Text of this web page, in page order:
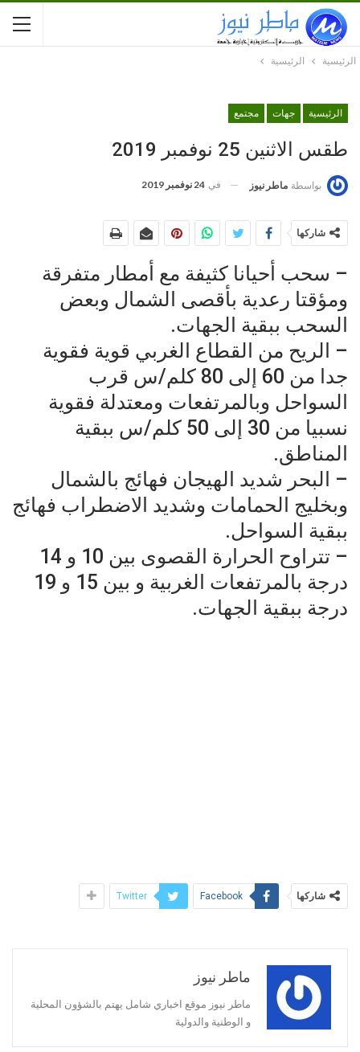
الرئيسية الرئيسية
الرئيسية جهات مجتمع
طقس الاثنين 25 نوفمبر 2019
بواسطة ماطر نيوز في 24 نوفمبر 2019
شاركها
– سحب أحيانا كثيفة مع أمطار متفرقة
ومؤقتا رعدية بأقصى الشمال وبعض
السحب ببقية الجهات.
– الريح من القطاع الغربي قوية فقوية
جدا من 60 إلى 80 كلم/س قرب
السواحل وبالمرتفعات ومعتدلة فقوية
نسبيا من 30 إلى 50 كلم/س ببقية
المناطق.
– البحر شديد الهيجان فهائج بالشمال
وبخليج الحمامات وشديد الاضطراب فهائج
ببقية السواحل.
– تتراوح الحرارة القصوى بين 10 و 14
درجة بالمرتفعات الغربية و بين 15 و 19
درجة ببقية الجهات.
شاركها Facebook
Twitter
ماطر نيوز
ماطر نيوز موقع اخباري شامل يهتم بالشؤون المحلية
و الوطنية والدولية